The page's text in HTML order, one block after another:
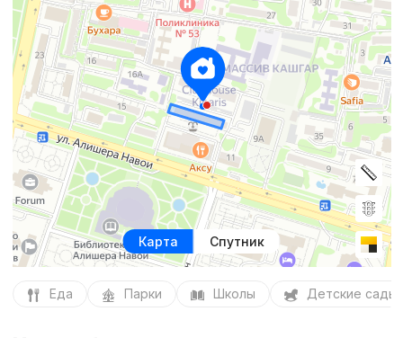
Карта Спутник
Еда Парки Школы Детские сады